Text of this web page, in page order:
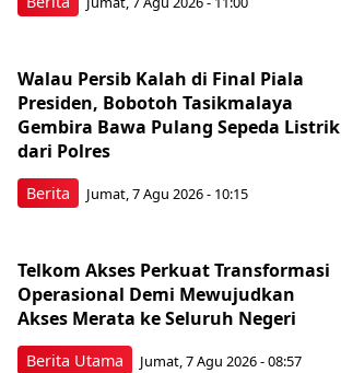
Berita
Walau Persib Kalah di Final Piala
Presiden, Bobotoh Tasikmalaya
Gembira Bawa Pulang Sepeda Listrik
dari Polres
Jumat, 7 Agu 2026 - 10:15
Berita Utama
Telkom Akses Perkuat Transformasi
Operasional Demi Mewujudkan
Akses Merata ke Seluruh Negeri
Jumat, 7 Agu 2026 - 08:57